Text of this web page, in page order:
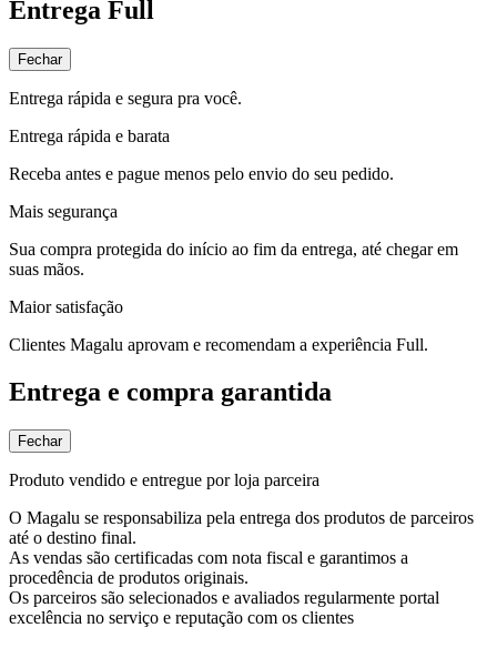
Entrega Full
Fechar
Entrega rápida e segura pra você.
Entrega rápida e barata
Receba antes e pague menos pelo envio do seu pedido.
Mais segurança
Sua compra protegida do início ao fim da entrega, até chegar em
suas mãos.
Maior satisfação
Clientes Magalu aprovam e recomendam a experiência Full.
Entrega e compra garantida
Fechar
Produto vendido e entregue por loja parceira
O Magalu se responsabiliza pela entrega dos produtos de parceiros
até o destino final.
As vendas são certificadas com nota fiscal e garantimos a
procedência de produtos originais.
Os parceiros são selecionados e avaliados regularmente portal
excelência no serviço e reputação com os clientes